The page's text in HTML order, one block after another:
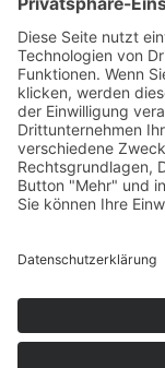
Bildungsangebote
Berufsvorbereitung
Adolf-Kolping-
Hotels &
Ausbildungshotel St.
Innsbrucker Ring Das
Dienstleistungen
Karriere
Arbeit kolping.jobs
Über uns Unternehmen
Anspruch Partner
Adolf-Kolping-Straße
57 99
Allgemein
nach DSGVO